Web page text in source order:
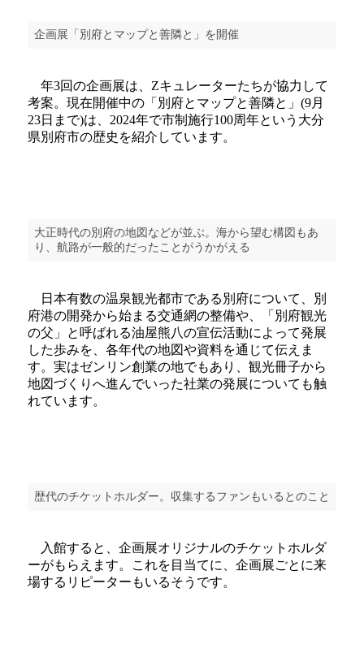
企画展「別府とマップと善隣と」を開催
年3回の企画展は、Zキュレーターたちが協力して
考案。現在開催中の「別府とマップと善隣と」(9月
23日まで)は、2024年で市制施行100周年という大分
県別府市の歴史を紹介しています。
大正時代の別府の地図などが並ぶ。海から望む構図もあ
り、航路が一般的だったことがうかがえる
日本有数の温泉観光都市である別府について、別
府港の開発から始まる交通網の整備や、「別府観光
の父」と呼ばれる油屋熊八の宣伝活動によって発展
した歩みを、各年代の地図や資料を通じて伝えま
す。実はゼンリン創業の地でもあり、観光冊子から
地図づくりへ進んでいった社業の発展についても触
れています。
歴代のチケットホルダー。収集するファンもいるとのこと
入館すると、企画展オリジナルのチケットホルダ
ーがもらえます。これを目当てに、企画展ごとに来
場するリピーターもいるそうです。